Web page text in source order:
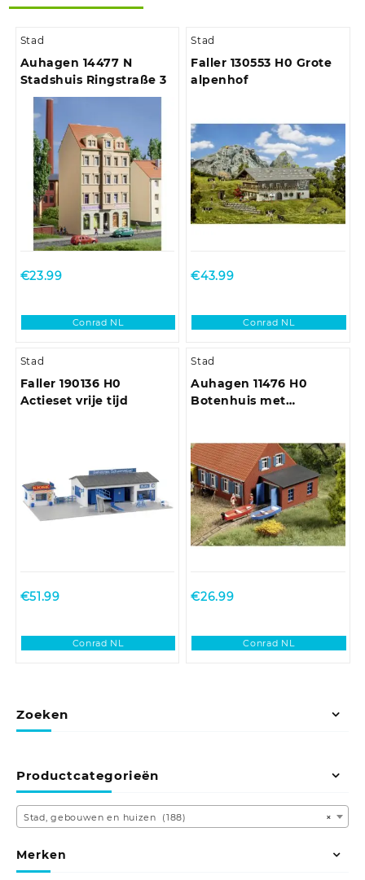
Stad
Auhagen 14477 N
Stadshuis Ringstraße 3
€23.99
Conrad NL
Stad
Faller 130553 H0 Grote
alpenhof
€43.99
Conrad NL
Stad
Faller 190136 H0
Actieset vrije tijd
€51.99
Conrad NL
Stad
Auhagen 11476 H0
Botenhuis met
€26.99
Conrad NL
Zoeken
Productcategorieën
×
Stad, gebouwen en huizen (188)
Merken